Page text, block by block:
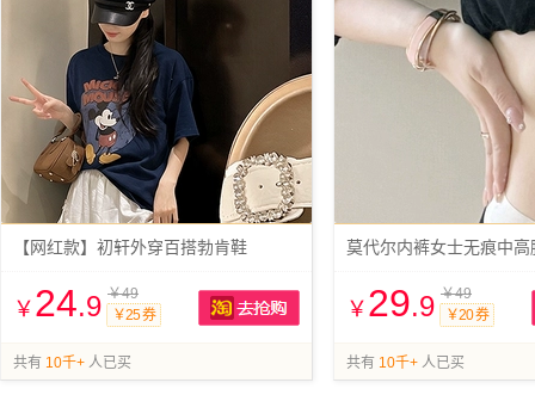
【网红款】初轩外穿百搭勃肯鞋
￥ 24.9 ￥49
￥25 券
共有 10千+ 人已买
莫代尔内裤女士无痕中高
￥ 29.9 ￥49
￥20 券
共有 10千+ 人已买